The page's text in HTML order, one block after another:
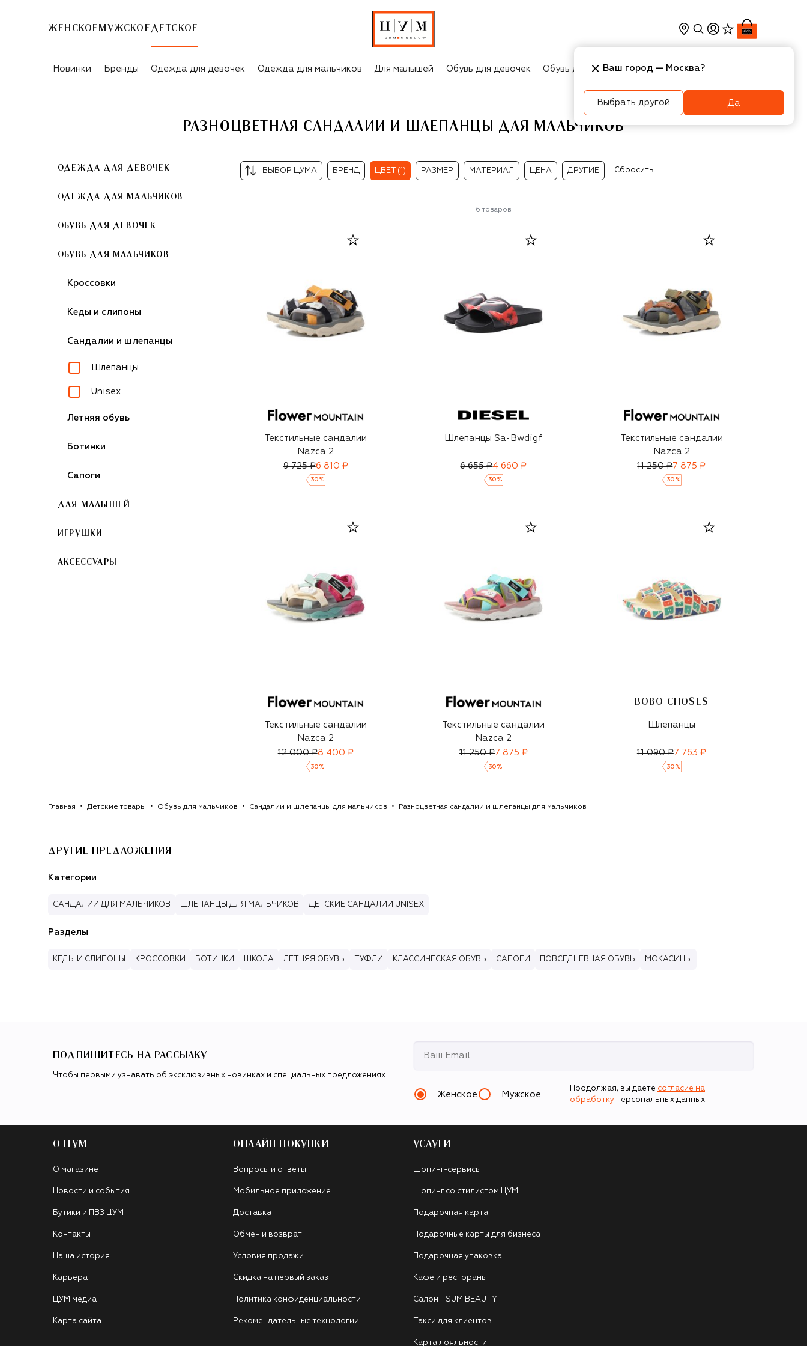
ЖЕНСКОЕ МУЖСКОЕ ДЕТСКОЕ
РАЗНОЦВЕТНАЯ САНДАЛИИ И ШЛЕПАНЦЫ ДЛЯ МАЛЬЧИКОВ
Новинки Бренды Одежда для девочек Одежда для мальчиков Для малышей Обувь для девочек Обувь для мальчиков Игрушки Аксесcуары
РАЗНОЦВЕТНАЯ САНДАЛИИ И ШЛЕПАНЦЫ ДЛЯ МАЛЬЧИКОВ
ОДЕЖДА ДЛЯ ДЕВОЧЕК
ОДЕЖДА ДЛЯ МАЛЬЧИКОВ
ОБУВЬ ДЛЯ ДЕВОЧЕК
ОБУВЬ ДЛЯ МАЛЬЧИКОВ
Кроссовки
Кеды и слипоны
Сандалии и шлепанцы
Шлепанцы
Unisex
Летняя обувь
Ботинки
Сапоги
ДЛЯ МАЛЫШЕЙ
ИГРУШКИ
АКСЕССУАРЫ
ВЫБОР ЦУМА БРЕНД ЦВЕТ (1) РАЗМЕР МАТЕРИАЛ ЦЕНА ДРУГИЕ Сбросить
6 товаров
Текстильные сандалии
Nazca 2
9 725 ₽6 810 ₽
-30 %
Шлепанцы Sa-Bwdigf
6 655 ₽4 660 ₽
-30 %
Текстильные сандалии
Nazca 2
11 250 ₽7 875 ₽
-30 %
Текстильные сандалии
Nazca 2
12 000 ₽8 400 ₽
-30 %
Текстильные сандалии
Nazca 2
11 250 ₽7 875 ₽
-30 %
BOBO CHOSES
Шлепанцы
11 090 ₽7 763 ₽
-30 %
Главная Детские товары Обувь для мальчиков Сандалии и шлепанцы для мальчиков Разноцветная сандалии и шлепанцы для мальчиков
ДРУГИЕ ПРЕДЛОЖЕНИЯ
Категории
САНДАЛИИ ДЛЯ МАЛЬЧИКОВ ШЛЁПАНЦЫ ДЛЯ МАЛЬЧИКОВ ДЕТСКИЕ САНДАЛИИ UNISEX
Разделы
КЕДЫ И СЛИПОНЫ КРОССОВКИ БОТИНКИ ШКОЛА ЛЕТНЯЯ ОБУВЬ ТУФЛИ КЛАССИЧЕСКАЯ ОБУВЬ САПОГИ ПОВСЕДНЕВНАЯ ОБУВЬ МОКАСИНЫ
ПОДПИШИТЕСЬ НА РАССЫЛКУ
Чтобы первыми узнавать об эксклюзивных новинках и специальных предложениях
Женское Мужское
Продолжая, вы даете согласие на
обработку персональных данных
О ЦУМ
О магазине
Новости и события
Бутики и ПВЗ ЦУМ
Контакты
Наша история
Карьера
ЦУМ медиа
Карта сайта
ОНЛАЙН ПОКУПКИ
Вопросы и ответы
Мобильное приложение
Доставка
Обмен и возврат
Условия продажи
Скидка на первый заказ
Политика конфиденциальности
Рекомендательные технологии
УСЛУГИ
Шопинг-сервисы
Шопинг со стилистом ЦУМ
Подарочная карта
Подарочные карты для бизнеса
Подарочная упаковка
Кафе и рестораны
Салон TSUM BEAUTY
Такси для клиентов
Карта лояльности
Ваш город — Москва?
Выбрать другой Да